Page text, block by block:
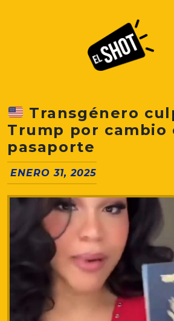
Transgénero
Trump por cambio
pasaporte
ENERO 31, 2025